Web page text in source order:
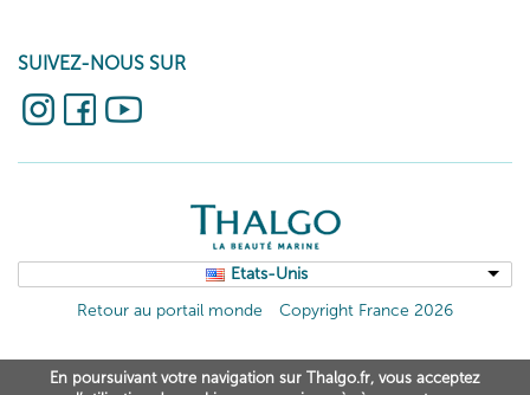
SUIVEZ-NOUS SUR
Etats-Unis
Retour au portail monde
Copyright France 2026
En poursuivant votre navigation sur Thalgo.fr, vous acceptez